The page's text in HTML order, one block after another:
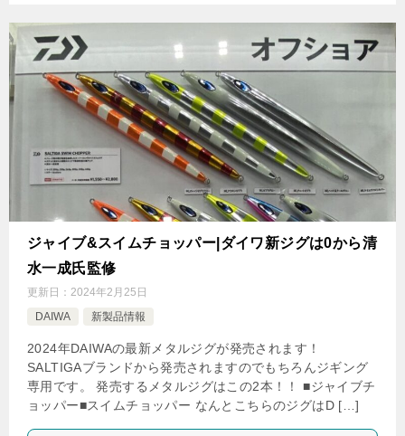
ジャイブ&スイムチョッパー|ダイワ新ジグは0から清
水一成氏監修
更新日： 2024年2月25日
DAIWA
新製品情報
2024年DAIWAの最新メタルジグが発売されます！
SALTIGAブランドから発売されますのでもちろんジギング
専用です。 発売するメタルジグはこの2本！！ ■ジャイブチ
ョッパー■スイムチョッパー なんとこちらのジグはD […]